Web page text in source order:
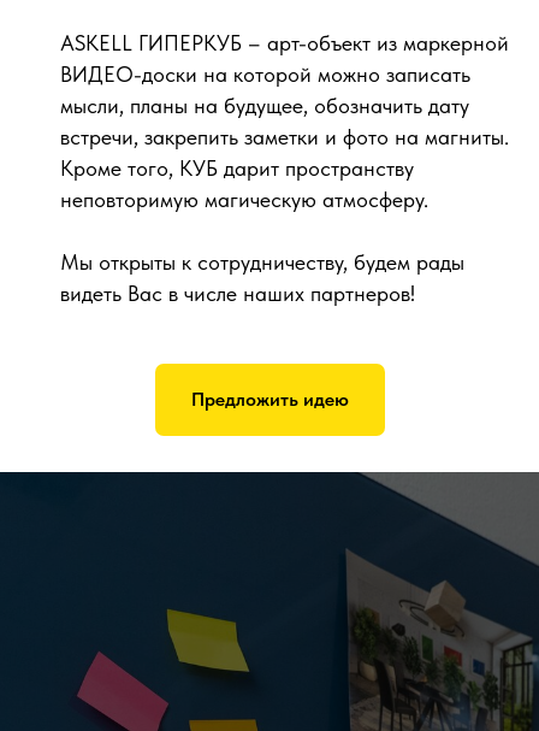
ASKELL ГИПЕРКУБ – арт-объект из маркерной
ВИДЕО-доски на которой можно записать
мысли, планы на будущее, обозначить дату
встречи, закрепить заметки и фото на магниты.
Кроме того, КУБ дарит пространству
неповторимую магическую атмосферу.
Мы открыты к сотрудничеству, будем рады
видеть Вас в числе наших партнеров!
Предложить идею